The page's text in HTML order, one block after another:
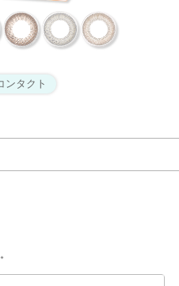
ンタクト